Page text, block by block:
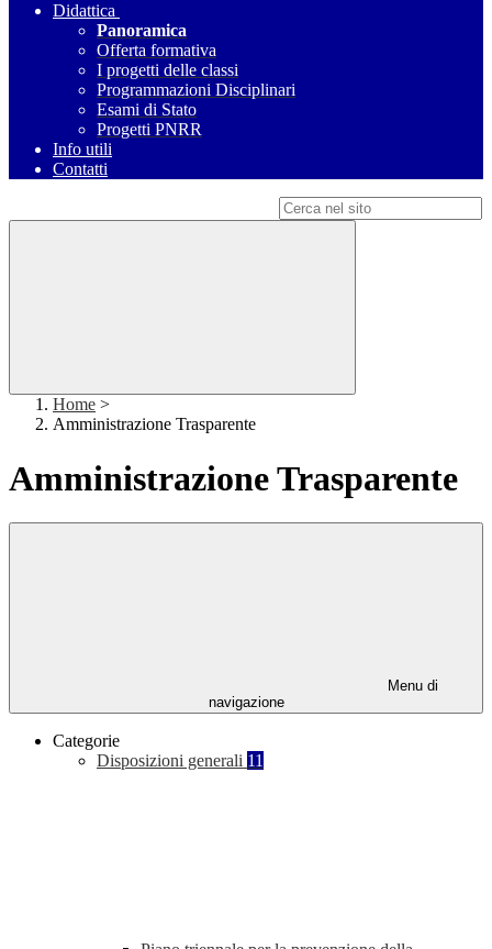
Didattica
Panoramica
Offerta formativa
I progetti delle classi
Programmazioni Disciplinari
Esami di Stato
Progetti PNRR
Info utili
Contatti
Home >
Amministrazione Trasparente
Amministrazione Trasparente
Menu di
navigazione
Categorie
Disposizioni generali 11